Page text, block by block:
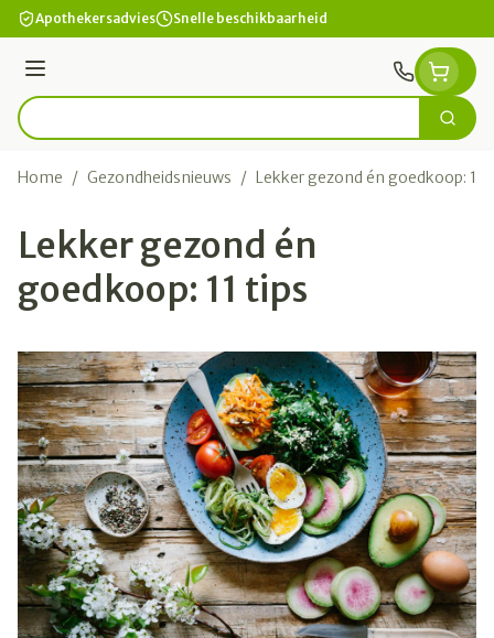
Ga naar de inhoud
Apothekersadvies Snelle beschikbaarheid
Menu
Product, merk, categorie... Zoek
Home / Gezondheidsnieuws / Lekker gezond én goedkoop: 11
Lekker gezond én
goedkoop: 11 tips